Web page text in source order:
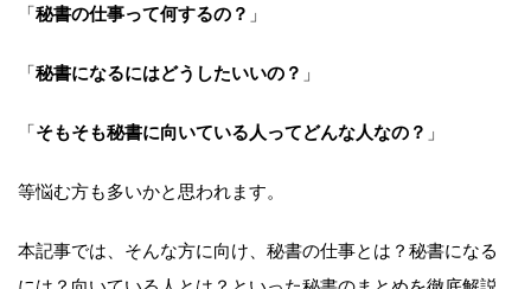
「秘書の仕事って何するの？ 」
「秘書になるにはどうしたいいの？ 」
「そもそも秘書に向いている人ってどんな人なの？ 」
等悩む方も多いかと思われます。
本記事では、そんな方に向け、秘書の仕事とは？秘書になる